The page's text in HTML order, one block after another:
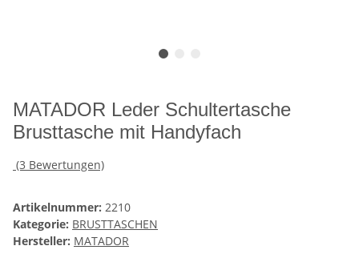
MATADOR Leder Schultertasche
Brusttasche mit Handyfach
(3 Bewertungen)
Artikelnummer: 2210
Kategorie: BRUSTTASCHEN
Hersteller: MATADOR